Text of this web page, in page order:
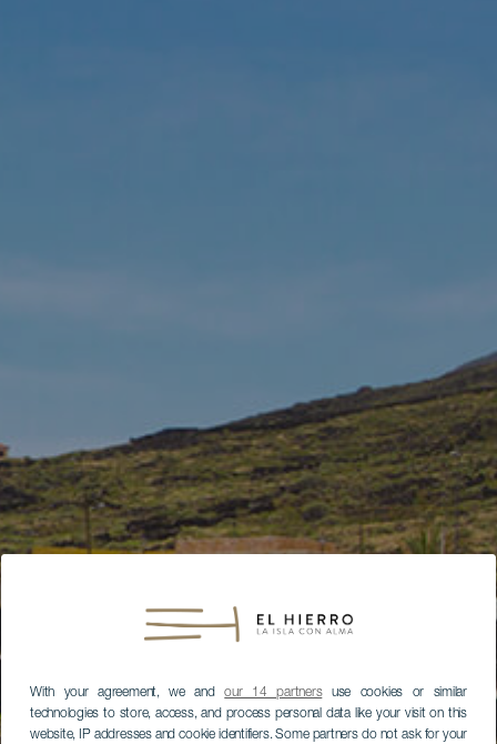
With your agreement, we andour 14 partnersuse cookies or similar
technologies to store, access, and process personal data like your visit on this
website, IP addresses and cookie identifiers. Some partners do not ask for your